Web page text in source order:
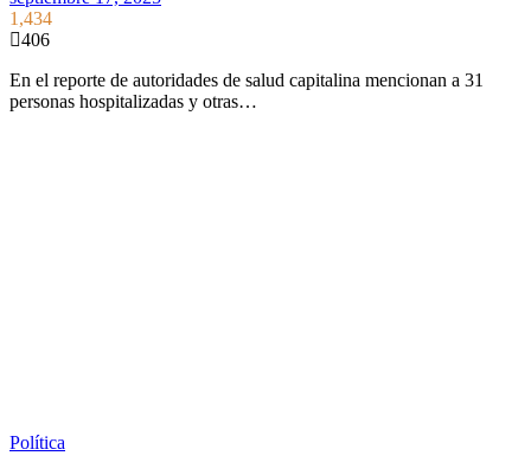
1,434
406
En el reporte de autoridades de salud capitalina mencionan a 31
personas hospitalizadas y otras…
Política